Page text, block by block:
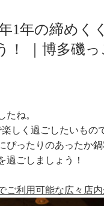
1年の締め
！ ｜博多磯
たね。
しく過ごしたいもの
ったりのあったか
過ごしましょう！
ご利用可能な広々店内